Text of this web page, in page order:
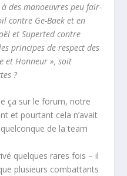
des manoeuvres peu fair-
contre Ge-Baek et en
et Superted contre
principes de respect des
et Honneur », soit
?
ça sur le forum, notre
et pourtant cela n’avait
de la team
quelques rares fois – il
plusieurs combattants